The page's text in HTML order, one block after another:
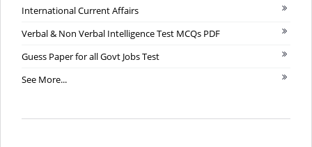
International Current Affairs
Verbal & Non Verbal Intelligence Test MCQs PDF
Guess Paper for all Govt Jobs Test
See More...